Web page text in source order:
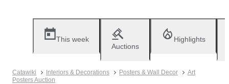
This week
Auctions
Highlights
Catawiki Interiors & Decorations Posters & Wall Decor
Art
Posters Auction